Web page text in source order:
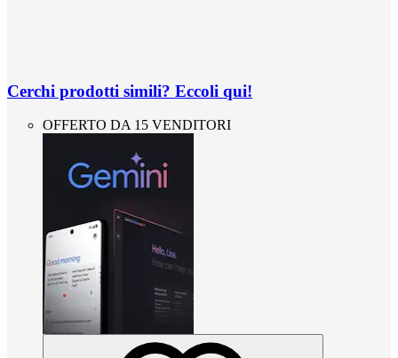
Cerchi prodotti simili? Eccoli qui!
OFFERTO DA 15 VENDITORI